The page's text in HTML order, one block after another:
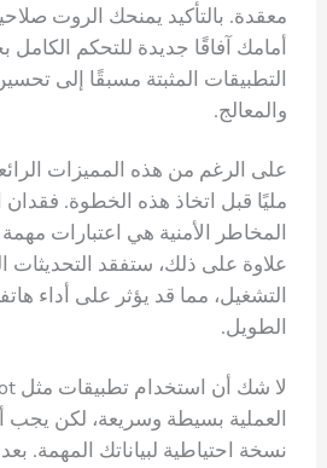
معقدة. بالتأكيد يمنحك الروت
أمامك آفاقًا جديدة للتحكم
التطبيقات المثبتة مسبقًا إلى
والمعالج.
على الرغم من هذه المميزات
مليًا قبل اتخاذ هذه الخطوة. فقدان
المخاطر الأمنية هي اعتبارات
علاوة على ذلك، ستفقد التحديثات
التشغيل، مما قد يؤثر على أداء
الطويل.
العملية بسيطة وسريعة، لكن يجب
نسخة احتياطية لبياناتك المهمة.